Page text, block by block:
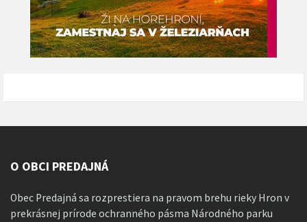
O OBCI PREDAJNÁ
Obec Predajná sa rozprestiera na pravom brehu rieky Hron v
prekrásnej prírode ochranného pásma Národného parku